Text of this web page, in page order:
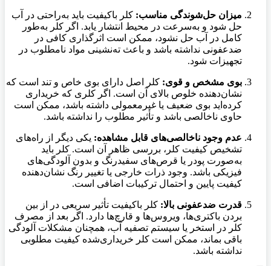
میزان حل‌شوندگی مناسب: کلر باکیفیت باید به‌راحتی در آب
حل شود و به‌سرعت در محیط انتشار یابد. اگر کلر به‌طور
کامل در آب حل نشود، ممکن است اثرگذاری کافی در
ضدعفونی نداشته باشد و باعث ته‌نشینی مواد نامطلوب در
تجهیزات شود.
بوی مشخص و قوی: کلر اصل دارای بوی خاص و تند است که
نشان‌دهنده خلوص بالای آن است. اگر کلری که خریداری
کرده‌اید بوی ضعیف یا غیرمعمولی داشته باشد، ممکن است
حاوی ناخالصی باشد و تأثیر مطلوب را نداشته باشد.
عدم وجود ناخالصی‌های قابل مشاهده: یکی دیگر از راه‌های
تشخیص کیفیت کلر، بررسی ظاهر آن است. کلر باید
به‌صورت پودر یا قرص‌های سفیدرنگ و بدون آلودگی‌های
فیزیکی باشد. وجود ذرات خارجی یا تغییر رنگ نشان‌دهنده
کیفیت پایین و احتمال ترکیبات اضافی است.
قدرت ضدعفونی بالا: کلر باکیفیت تأثیر سریعی در از بین
بردن باکتری‌ها، ویروس‌ها و قارچ‌ها دارد. اگر بعد از مصرف
کلر در استخر یا سیستم تصفیه آب، همچنان مشکلات آلودگی
باقی بماند، ممکن است کلر خریداری‌شده کیفیت مطلوبی
نداشته باشد.